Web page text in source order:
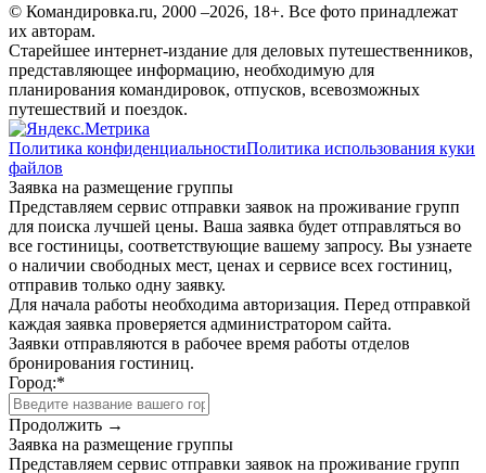
© Командировка.ru, 2000 –2026, 18+. Все фото принадлежат
их авторам.
Старейшее интернет-издание для деловых путешественников,
представляющее информацию, необходимую для
планирования командировок, отпусков, всевозможных
путешествий и поездок.
Политика конфиденциальностиПолитика использования куки
файлов
Заявка на размещение группы
Представляем сервис отправки заявок на проживание групп
для поиска лучшей цены. Ваша заявка будет отправляться во
все гостиницы, соответствующие вашему запросу. Вы узнаете
о наличии свободных мест, ценах и сервисе всех гостиниц,
отправив только одну заявку.
Для начала работы необходима авторизация. Перед отправкой
каждая заявка проверяется администратором сайта.
Заявки отправляются в рабочее время работы отделов
бронирования гостиниц.
Город:*
Продолжить →
Заявка на размещение группы
Представляем сервис отправки заявок на проживание групп